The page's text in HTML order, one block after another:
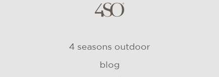
4 seasons outdoor
blog